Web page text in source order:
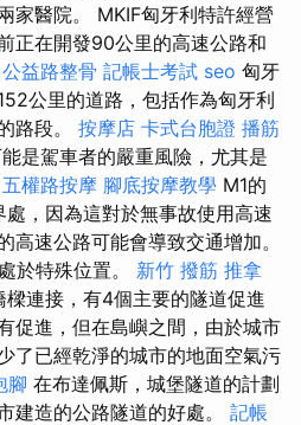
家醫院。 MKIF匈牙利特許經營
正在開發90公里的高速公路和
公益路整骨 記帳士考試 seo 匈牙
公里的道路，包括作為匈牙利
路段。 按摩店 卡式台胞證 播筋
是駕車者的嚴重風險，尤其是
五權路按摩 腳底按摩教學 M1的
，因為這對於無事故使用高速
高速公路可能會導致交通增加。
於特殊位置。 新竹 撥筋 推拿
連接，有4個主要的隧道促進
促進，但在島嶼之間，由於城市
了已經乾淨的城市的地面空氣污
腳 在布達佩斯，城堡隧道的計劃
建造的公路隧道的好處。 記帳